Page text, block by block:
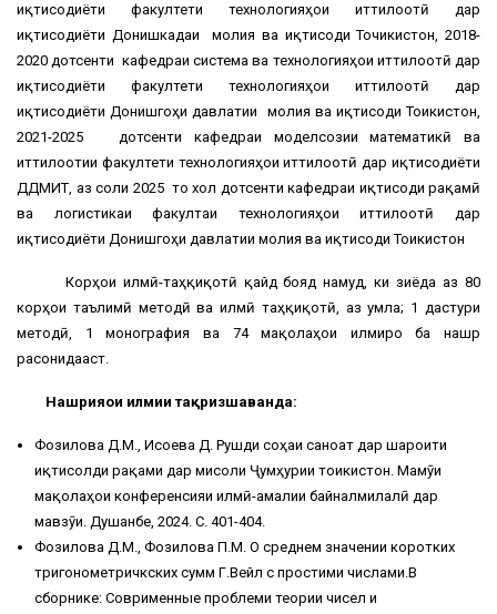
иқтисодиёти факултети технологияҳои иттилоотӣ дар
иқтисодиёти Донишкадаи молия ва иқтисоди Точикистон, 2018-
2020 дотсенти кафедраи система ва технологияҳои иттилоотӣ дар
иқтисодиёти факултети технологияҳои иттилоотӣ дар
иқтисодиёти Донишгоҳи давлатии молия ва иқтисоди Тоҷикистон,
2021-2025 дотсенти кафедраи моделсозии математикӣ ва
иттилоотии факултети технологияҳои иттилоотӣ дар иқтисодиёти
ДДМИТ, аз соли 2025 то хол дотсенти кафедраи иқтисоди рақамӣ
ва логистикаи факултаи технологияҳои иттилоотӣ дар
иқтисодиёти Донишгоҳи давлатии молия ва иқтисоди Тоҷикистон
Корҳои илмӣ-таҳқиқотӣ қайд бояд намуд, ки зиёда аз 80
корҳои таълимӣ методӣ ва илмӣ таҳқиқотӣ, аз ҷумла; 1 дастури
методӣ, 1 монография ва 74 мақолаҳои илмиро ба нашр
расонидааст.
Нашрияҳои илмии тақризшаванда:
Фозилова Д.М., Исоева Д. Рушди соҳаи саноат дар шароити
иқтисолди рақами дар мисоли Ҷумҳурии тоҷикистон. Маҷмӯи
мақолаҳои конференсияи илмӣ-амалии байналмилалӣ дар
мавзӯи. Душанбе, 2024. С. 401-404.
Фозилова Д.М., Фозилова П.М. О среднем значении коротких
тригонометричкских сумм Г.Вейл с простими числами.В
сборнике: Соврименные проблеми теории чисел и